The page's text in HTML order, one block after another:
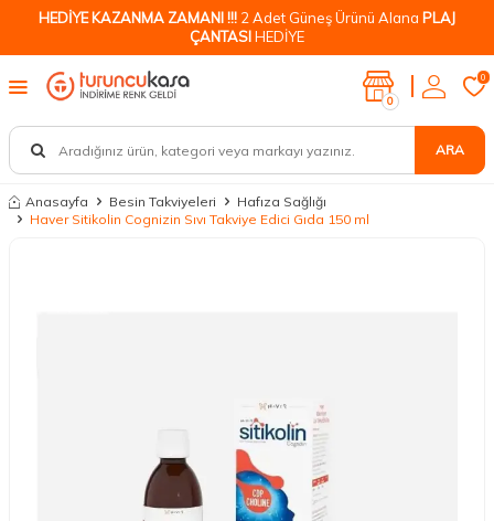
HEDİYE KAZANMA ZAMANI !!! 2 Adet Güneş Ürünü Alana PLAJ
ÇANTASIHEDİYE
ARA
0
0
Anasayfa Besin Takviyeleri
Hafıza Sağlığı
Haver Sitikolin Cognizin Sıvı Takviye Edici Gıda 150 ml